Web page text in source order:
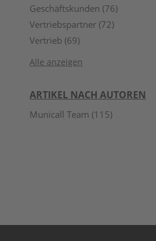
Geschäftskunden (76)
Vertriebspartner (72)
Vertrieb (69)
Alle anzeigen
ARTIKEL NACH AUTOREN
Municall Team (115)